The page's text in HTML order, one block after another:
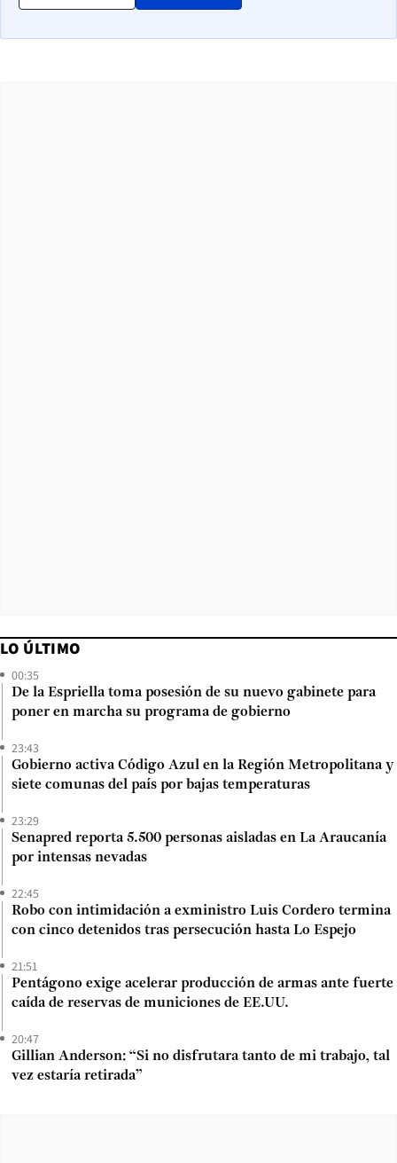
LO ÚLTIMO
00:35
De la Espriella toma posesión de su nuevo gabinete para
poner en marcha su programa de gobierno
23:43
Gobierno activa Código Azul en la Región Metropolitana y
siete comunas del país por bajas temperaturas
23:29
Senapred reporta 5.500 personas aisladas en La Araucanía
por intensas nevadas
22:45
Robo con intimidación a exministro Luis Cordero termina
con cinco detenidos tras persecución hasta Lo Espejo
21:51
Pentágono exige acelerar producción de armas ante fuerte
caída de reservas de municiones de EE.UU.
20:47
Gillian Anderson: “Si no disfrutara tanto de mi trabajo, tal
vez estaría retirada”